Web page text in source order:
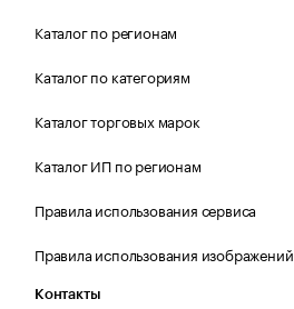
Каталог по регионам
Каталог по категориям
Каталог торговых марок
Каталог ИП по регионам
Правила использования сервиса
Правила использования изображений
Контакты